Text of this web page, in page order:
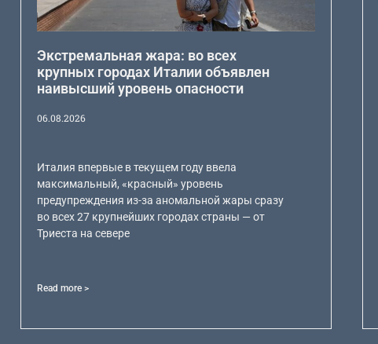
Экстремальная жара: во всех
крупных городах Италии объявлен
наивысший уровень опасности
06.08.2026
Италия впервые в текущем году ввела
максимальный, «красный» уровень
предупреждения из-за аномальной жары сразу
во всех 27 крупнейших городах страны — от
Триеста на севере
Read more >